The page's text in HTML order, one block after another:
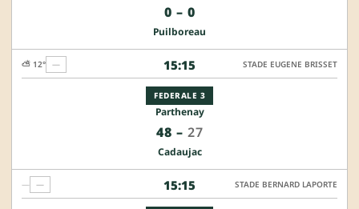
0 – 0
Puilboreau
15:15
FEDERALE 3
Parthenay
48 – 27
Cadaujac
⛅ 12° — STADE EUGENE BRISSET
15:15
— — STADE BERNARD LAPORTE